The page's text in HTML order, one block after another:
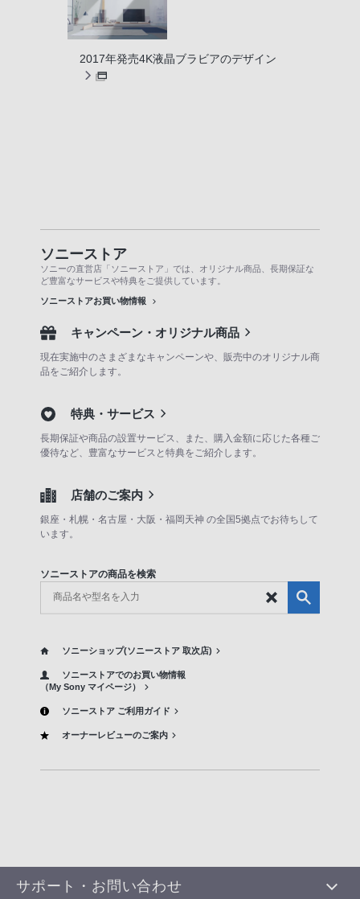
2017年発売4K液晶ブラビアのデザイン
ソニーストア
ソニーの直営店「ソニーストア」では、オリジナル商品、長期保証な
ど豊富なサービスや特典をご提供しています。
ソニーストアお買い物情報
キャンペーン・オリジナル商品
現在実施中のさまざまなキャンペーンや、販売中のオリジナル商
品をご紹介します。
特典・サービス
長期保証や商品の設置サービス、また、購入金額に応じた各種ご
優待など、豊富なサービスと特典をご紹介します。
店舗のご案内
銀座・札幌・名古屋・大阪・福岡天神 の全国5拠点でお待ちして
います。
ソニーストアの商品を検索
ソニーショップ(ソニーストア 取次店)
ソニーストアでのお買い物情報
（My Sony マイページ）
ソニーストア ご利用ガイド
オーナーレビューのご案内
サポート・お問い合わせ